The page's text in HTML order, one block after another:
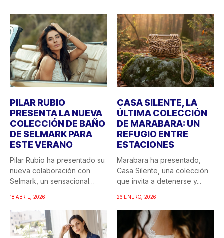
PILAR RUBIO
PRESENTA LA NUEVA
COLECCIÓN DE BAÑO
DE SELMARK PARA
ESTE VERANO
Pilar Rubio ha presentado su
nueva colaboración con
Selmark, un sensacional
18 ABRIL, 2026
CASA SILENTE, LA
ÚLTIMA COLECCIÓN
DE MARABARA: UN
REFUGIO ENTRE
ESTACIONES
Marabara ha presentado,
Casa Silente, una colección
que invita a detenerse y...
26 ENERO, 2026